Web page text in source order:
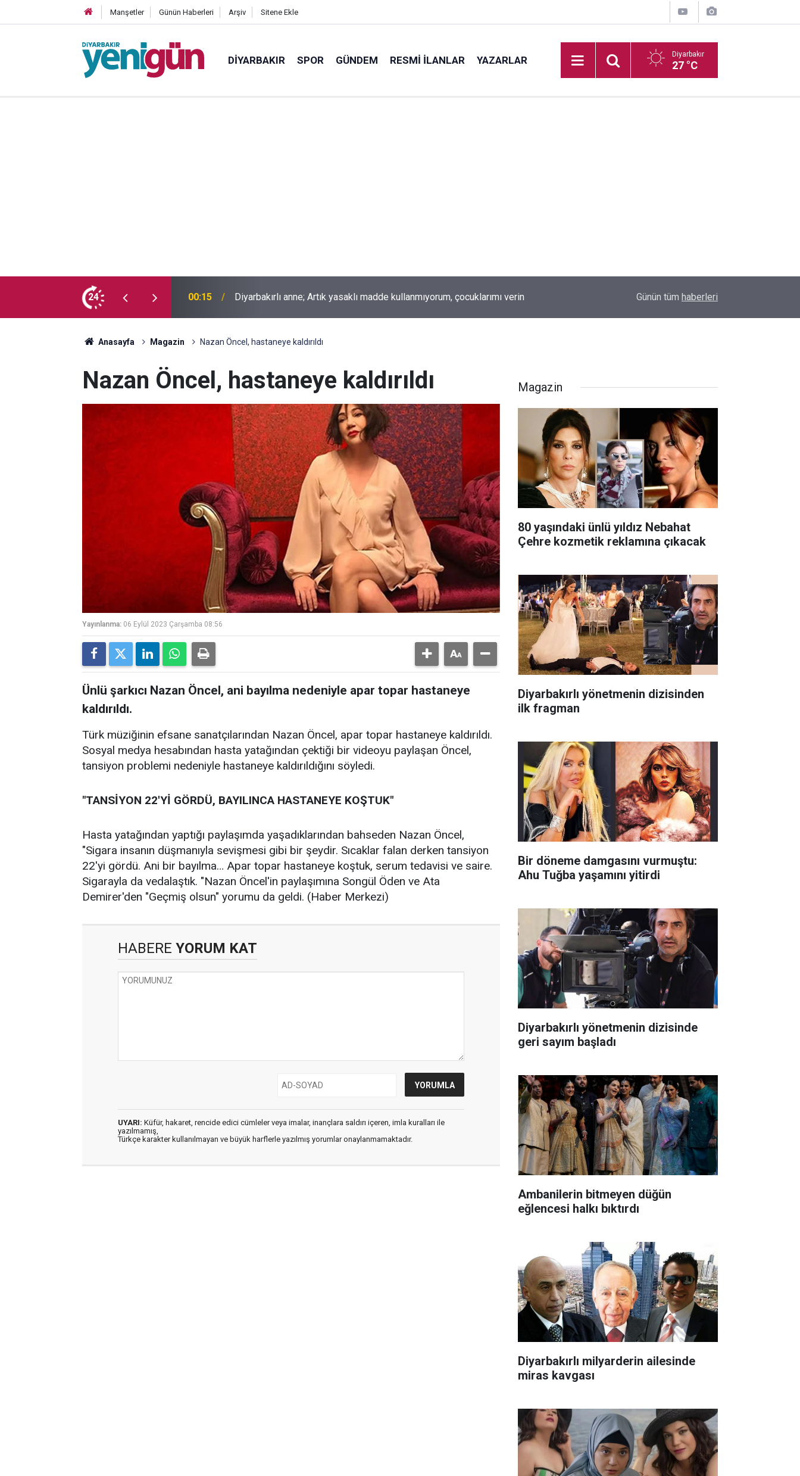
Manşetler Günün Haberleri Arşiv Sitene Ekle
DIYARBAKIR SPOR GÜNDEM RESMI İLANLAR YAZARLAR Diyarbakır
27 °C
24
kullanmıyorum, çocuklarımı verin 00:05 Mesut Çokur yazdı; Gelecek Yolda mı Kaldı? Barış Ünal yazdı; Silahlar susarsa gelecek
Günün tüm haberleri
Anasayfa Magazin Nazan Öncel, hastaneye kaldırıldı
Nazan Öncel, hastaneye kaldırıldı
Yayınlanma: 06 Eylül 2023 Çarşamba 08:56
Ünlü şarkıcı Nazan Öncel, ani bayılma nedeniyle apar topar hastaneye
kaldırıldı.
Türk müziğinin efsane sanatçılarından Nazan Öncel, apar topar hastaneye kaldırıldı.
Sosyal medya hesabından hasta yatağından çektiği bir videoyu paylaşan Öncel,
tansiyon problemi nedeniyle hastaneye kaldırıldığını söyledi.
"TANSİYON 22'Yİ GÖRDÜ, BAYILINCA HASTANEYE KOŞTUK"
Hasta yatağından yaptığı paylaşımda yaşadıklarından bahseden Nazan Öncel,
"Sigara insanın düşmanıyla sevişmesi gibi bir şeydir. Sıcaklar falan derken tansiyon
22'yi gördü. Ani bir bayılma… Apar topar hastaneye koştuk, serum tedavisi ve saire.
Sigarayla da vedalaştık. "Nazan Öncel'in paylaşımına Songül Öden ve Ata
Demirer'den "Geçmiş olsun" yorumu da geldi. (Haber Merkezi)
HABERE YORUM KAT
UYARI: Küfür, hakaret, rencide edici cümleler veya imalar, inançlara saldırı içeren, imla kuralları ile
yazılmamış,
Türkçe karakter kullanılmayan ve büyük harflerle yazılmış yorumlar onaylanmamaktadır.
Magazin
80 yaşındaki ünlü yıldız Nebahat
Çehre kozmetik reklamına çıkacak
Diyarbakırlı yönetmenin dizisinden
ilk fragman
Bir döneme damgasını vurmuştu:
Ahu Tuğba yaşamını yitirdi
Diyarbakırlı yönetmenin dizisinde
geri sayım başladı
Ambanilerin bitmeyen düğün
eğlencesi halkı bıktırdı
Diyarbakırlı milyarderin ailesinde
miras kavgası